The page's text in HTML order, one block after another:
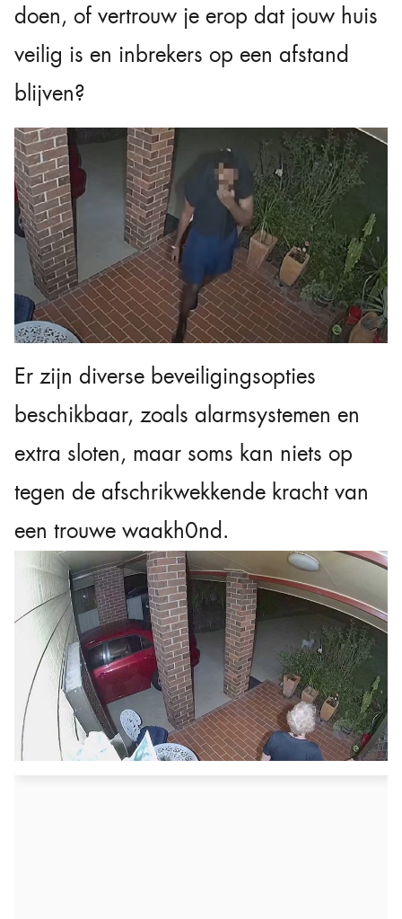
doen, of vertrouw je erop dat jouw huis
veilig is en inbrekers op een afstand
blijven?
Er zijn diverse beveiligingsopties
beschikbaar, zoals alarmsystemen en
extra sloten, maar soms kan niets op
tegen de afschrikwekkende kracht van
een trouwe waakh0nd.